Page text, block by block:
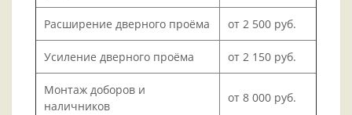
Расширение дверного проёма от 2 500 руб.
Усиление дверного проёма от 2 150 руб.
Монтаж доборов и
наличников
от 8 000 руб.